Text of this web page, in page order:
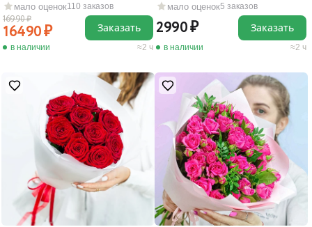
мало оценок110 заказов
16990
16490
в наличии 2 ч
Заказать
мало оценок5 заказов
2990
в наличии 2 ч
Заказать